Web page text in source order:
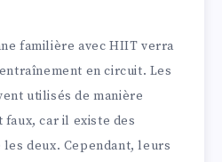
familière avec HIIT verra
en circuit. Les
utilisés de manière
faux, car il existe des
deux. Cependant, leurs